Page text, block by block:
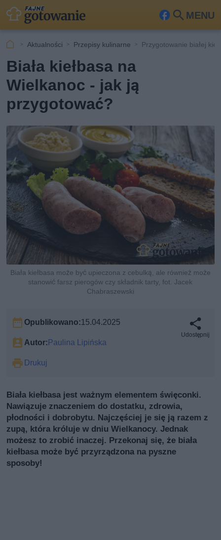
MENU
Fa
ook
Szu
Aktualności Przepisy kulinarne Przygotowanie białej
Biała kiełbasa na
Wielkanoc - jak ją
przygotować?
Biała kiełbasa może być upieczona z cebulką, ale również może
stanowić farsz pierogów czy składnik tarty, fot. Jacek
Chabraszewski
Opublikowano:15.04.2025
Autor:Paulina Lipińska
Drukuj
Udostępnij
Biała kiełbasa jest ważnym elementem święconki.
Nawiązuje znaczeniem do dostatku, zdrowia,
płodności i dobrobytu. Najczęściej je się ją razem z
zupą, która króluje w dniu Wielkanocy. Jednak
możesz to zrobić inaczej. Przekonaj się, że biała
kiełbasa może być przyrządzona na pyszne
sposoby!